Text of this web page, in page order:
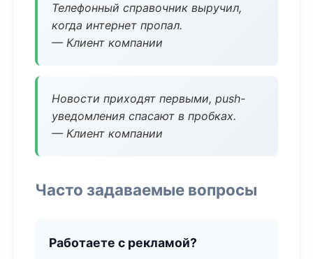
Телефонный справочник выручил,
когда интернет пропал.
— Клиент компании
Новости приходят первыми, push-
уведомления спасают в пробках.
— Клиент компании
Часто задаваемые вопросы
Работаете с рекламой?